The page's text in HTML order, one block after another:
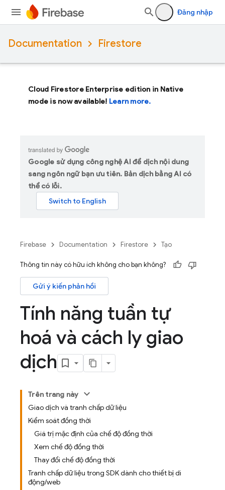
Đăng nhập
Documentation Firestore
Cloud Firestore Enterprise edition in Native
mode is now available! Learn more.
Google sử dụng công nghệ AI để dịch nội dung
sang ngôn ngữ bạn ưu tiên. Bản dịch bằng AI có
thể có lỗi.
Firebase Documentation Firestore Tạo
Thông tin này có hữu ích không cho bạn không?
Gửi ý kiến phản hồi
Tính năng tuần tự
hoá và cách ly giao
dịch
Trên trang này
Giao dịch và tranh chấp dữ liệu
Kiểm soát đồng thời
Giá trị mặc định của chế độ đồng thời
Xem chế độ đồng thời
Thay đổi chế độ đồng thời
Tranh chấp dữ liệu trong SDK dành cho thiết bị di
động/web